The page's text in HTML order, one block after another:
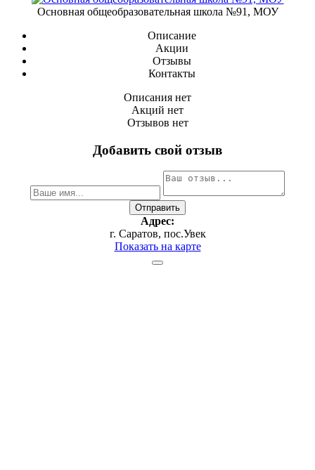
Основная общеобразовательная школа №91, МОУ
Описание
Акции
Отзывы
Контакты
Описания нет
Акций нет
Отзывов нет
Добавить свой отзыв
Адрес:
г. Саратов, пос.Увек
Показать на карте